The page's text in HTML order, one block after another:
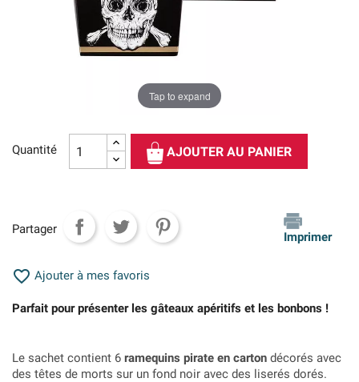
Tap to expand
Quantité AJOUTER AU PANIER
Partager
Imprimer
 Ajouter à mes favoris
Parfait pour présenter les gâteaux apéritifs et les bonbons !
Le sachet contient 6 ramequins pirate en carton décorés avec
des têtes de morts sur un fond noir avec des liserés dorés.